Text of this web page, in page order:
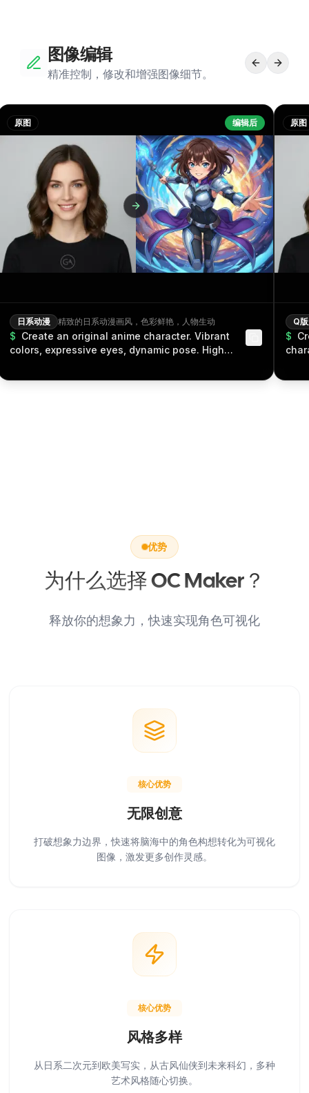
图像编辑
精准控制，修改和增强图像细节。
原图 编辑后
日系动漫 精致的日系动漫画风，色彩鲜艳，人物生动
$ Create an original anime character. Vibrant
colors, expressive eyes, dynamic pose. High
or manga covers.
原图
Q
$
优势
为什么选择 OC Maker？
释放你的想象力，快速实现角色可视化
核心优势
无限创意
打破想象力边界，快速将脑海中的角色构想转化为可视化
图像，激发更多创作灵感。
核心优势
风格多样
从日系二次元到欧美写实，从古风仙侠到未来科幻，多种
艺术风格随心切换。